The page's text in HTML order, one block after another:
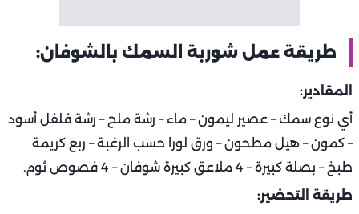
طريقة عمل شوربة السمك بالشوفان:
المقادير:
أي نوع سمك – عصير ليمون – ماء – رشة ملح – رشة فلفل أسود
– كمون – هيل مطحون – ورق لورا حسب الرغبة – ربع كريمة
طبخ – بصلة كبيرة – 4 ملاعق كبيرة شوفان – 4 فصوص ثوم.
طريقة التحضير: